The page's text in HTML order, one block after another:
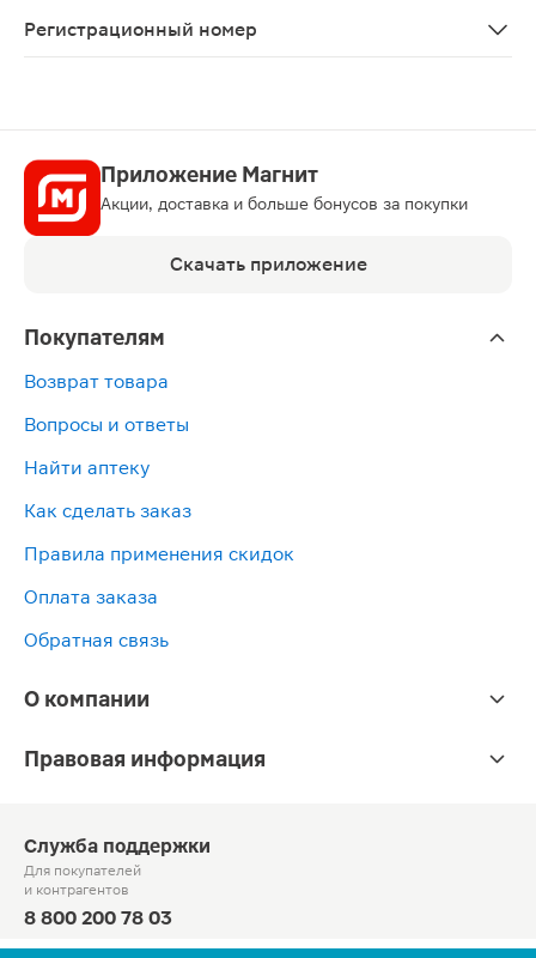
Регистрационный номер
Приложение Магнит
Акции, доставка и больше бонусов за покупки
Скачать приложение
Покупателям
Возврат товара
Вопросы и ответы
Найти аптеку
Как сделать заказ
Правила применения скидок
Оплата заказа
Обратная связь
О компании
Правовая информация
Служба поддержки
Для покупателей
и контрагентов
8 800 200 78 03